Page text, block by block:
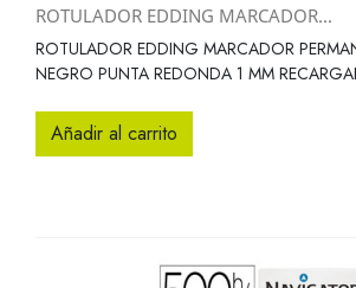
ROTULADOR EDDING MARCADOR...
ROTULADOR EDDING MARCADOR
NEGRO PUNTA REDONDA 1 MM
Añadir al carrito